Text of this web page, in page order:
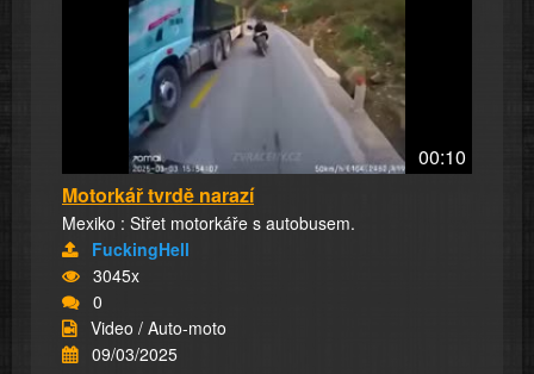
00:10
Motorkář tvrdě narazí
Mexiko : Střet motorkáře s autobusem.
FuckingHell
3045x
0
Video / Auto-moto
09/03/2025